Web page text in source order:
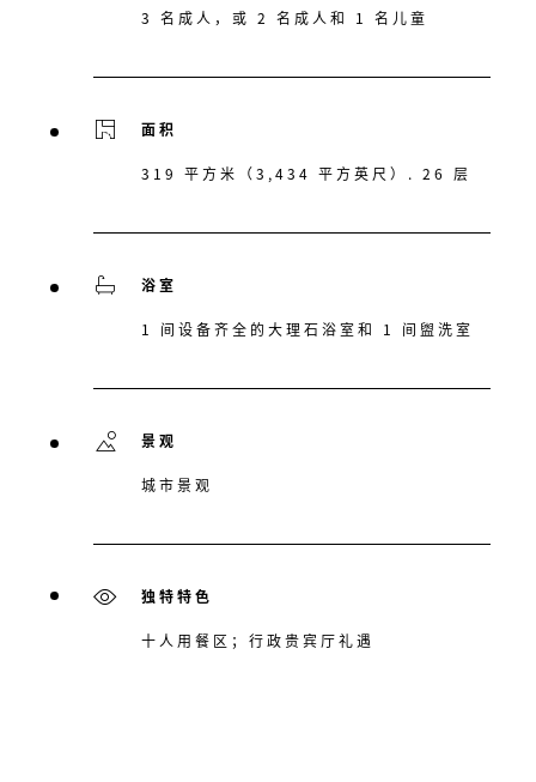
3 名成人，或 2 名成人和 1 名儿童
面积
319 平方米（3,434 平方英尺）. 26 层
浴室
1 间设备齐全的大理石浴室和 1 间盥洗室
景观
城市景观
独特特色
十人用餐区；行政贵宾厅礼遇